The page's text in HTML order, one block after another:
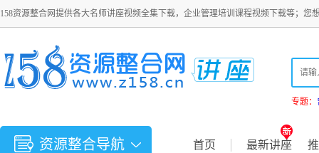
158资源整合网提供各大名师讲座视频全集下载，企业管理培训课程视频下载等；您
专题：
资源整合导航 首页 最新讲座